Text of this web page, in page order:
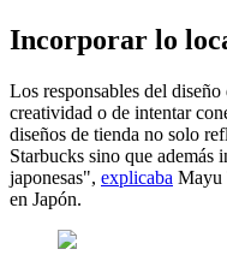
Incorporar lo
Los responsables del diseño
creatividad o de intentar
diseños de tienda no solo
Starbucks sino que además
japonesas", explicaba Mayu
en Japón.